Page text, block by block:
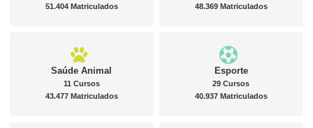
51.404 Matriculados
48.369 Matriculados
Saúde Animal
11 Cursos
43.477 Matriculados
Esporte
29 Cursos
40.937 Matriculados